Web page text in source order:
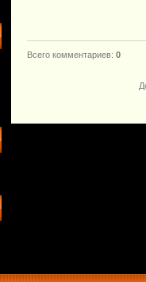
Всего комментариев: 0